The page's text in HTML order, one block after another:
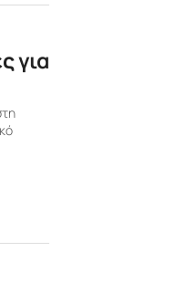
για